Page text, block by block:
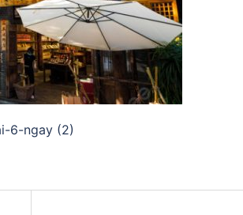
6-ngay (2)